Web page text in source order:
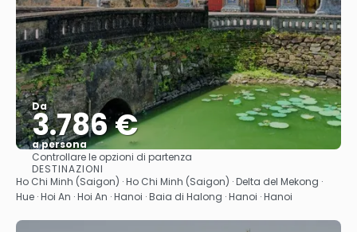
Da
3.786 €
a persona
Vedere
Controllare le opzioni di partenza
DESTINAZIONI
Ho Chi Minh (Saigon) · Ho Chi Minh (Saigon) · Delta del Mekong ·
Hue · Hoi An · Hoi An · Hanoi · Baia di Halong · Hanoi · Hanoi